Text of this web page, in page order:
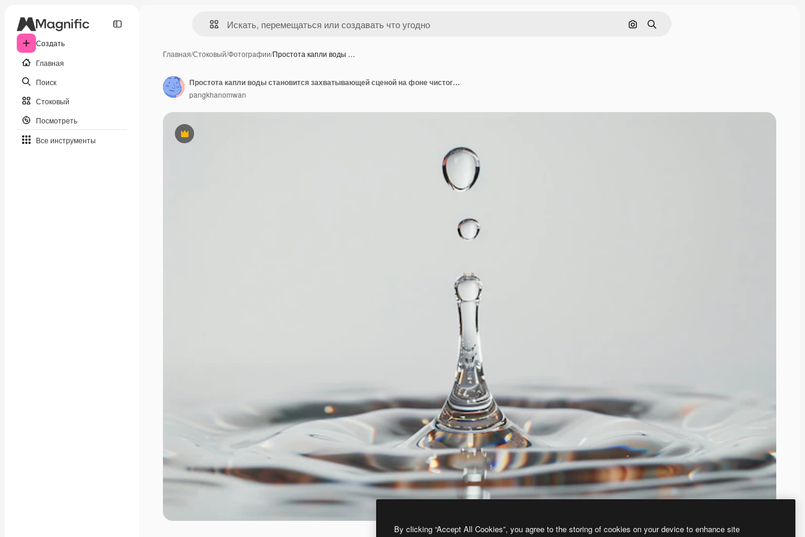
Создать
Главная
Поиск
Стоковый
Посмотреть
Все инструменты
Поиск по изображению
Поиск
Главная/Стоковый/Фотографии/Простота капли воды …
Премиум
Простота капли воды становится захватывающей сценой на фоне чистого белого фона на изолированном белом фоне
pangkhanomwan
By clicking “Accept All Cookies”, you agree to the storing of cookies on your device to enhance site